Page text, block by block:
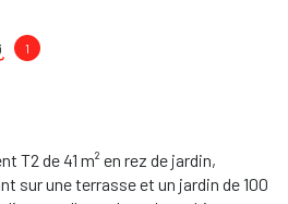
1
T2 de 41 m² en rez de jardin,
sur une terrasse et un jardin de 100